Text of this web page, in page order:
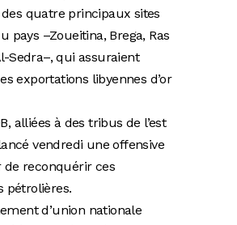
quatre principaux sites
pays –Zoueitina, Brega, Ras
Sedra–, qui assuraient
exportations libyennes d’or
alliées à des tribus de l’est
vendredi une offensive
reconquérir ces
pétrolières.
d’union nationale